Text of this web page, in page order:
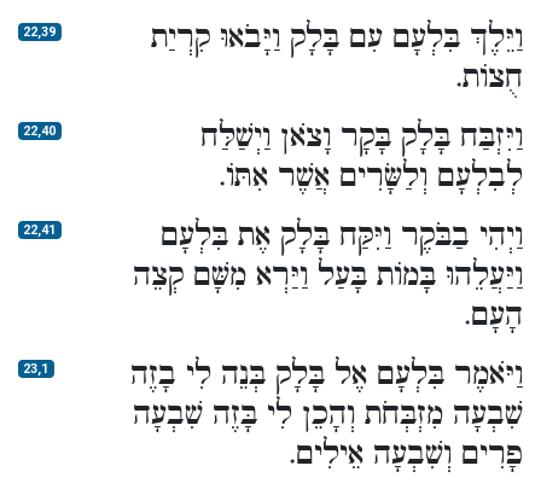
22,39
וַיֵּלֶךְ בִּלְעָם עִם בָּלָק וַיָּבֹאוּ קִרְיַת
חֻצוֹת.
22,40
וַיִּזְבַּח בָּלָק בָּקָר וָצֹאן וַיְשַׁלַּח
לְבִלְעָם וְלַשָּׂרִים אֲשֶׁר אִתּוֹ.
22,41
וַיְהִי בַבֹּקֶר וַיִּקַּח בָּלָק אֶת בִּלְעָם
וַיַּעֲלֵהוּ בָּמוֹת בָּעַל וַיַּרְא מִשָּׁם קְצֵה
הָעָם.
23,1
וַיֹּאמֶר בִּלְעָם אֶל בָּלָק בְּנֵה לִי בָזֶה
שִׁבְעָה מִזְבְּחֹת וְהָכֵן לִי בָּזֶה שִׁבְעָה
פָרִים וְשִׁבְעָה אֵילִים.